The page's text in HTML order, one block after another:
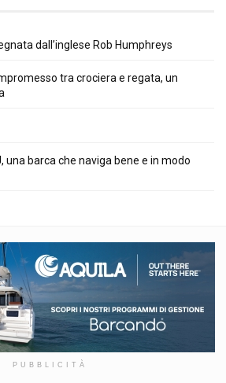
dall’inglese Rob Humphreys
tra crociera e regata, un
una barca che naviga bene e in modo
PUBBLICITÀ